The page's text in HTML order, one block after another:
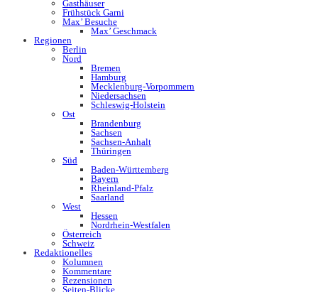
Gasthäuser
Frühstück Garni
Max’ Besuche
Max’ Geschmack
Regionen
Berlin
Nord
Bremen
Hamburg
Mecklenburg-Vorpommern
Niedersachsen
Schleswig-Holstein
Ost
Brandenburg
Sachsen
Sachsen-Anhalt
Thüringen
Süd
Baden-Württemberg
Bayern
Rheinland-Pfalz
Saarland
West
Hessen
Nordrhein-Westfalen
Österreich
Schweiz
Redaktionelles
Kolumnen
Kommentare
Rezensionen
Seiten-Blicke